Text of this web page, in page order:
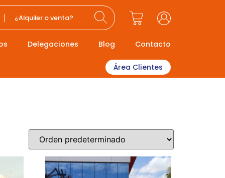
¿Alquiler o venta?
Delegaciones Blog Contacto
Área Clientes